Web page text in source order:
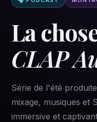
La
CLAP
Série de l'été
mixage, musiques et
immersive et